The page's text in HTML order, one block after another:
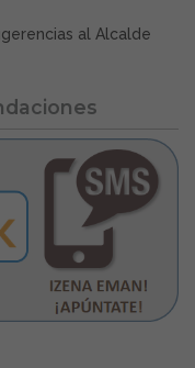
al Alcalde